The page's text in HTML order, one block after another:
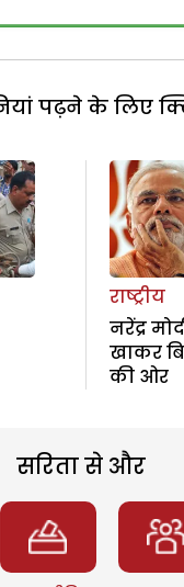
पढ़ने के लिए
राष्ट्रीय
नरेंद्र
खाकर
की ओर
सरिता से और